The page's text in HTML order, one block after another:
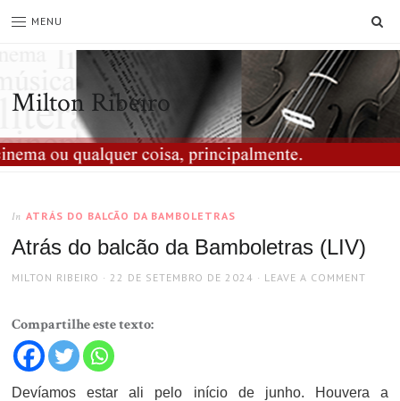
MENU
Milton Ribeiro
In ATRÁS DO BALCÃO DA BAMBOLETRAS
Atrás do balcão da Bamboletras (LIV)
AUTHOR
MILTON RIBEIRO
POSTED
22 DE SETEMBRO DE 2024 LEAVE A COMMENT
Compartilhe este texto:
Devíamos estar ali pelo início de junho. Houvera a